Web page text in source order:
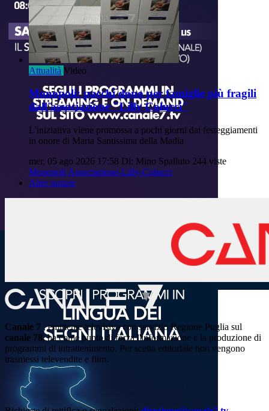
Attualità Video
Monopoli: pacchi dono per famiglie più fragili
dall'associazione "Lilly Colucci"
L'iniziativa viene promossa a pochi giorni dai festeggiamenti
in onore di Maria Santissima della Madia
mer, 05 ago 2026 17:58 Di: Mino Spalluto 244 viste
Monopoli Associazione-Lilly-Colucci
Altre notizie
Canale 7 , emittente televisiva con servizio Regione Puglia sul
canale 78, ha come punto di forza l'informazione e la produzione di
programmi di intrattenimento. Per scelta editoriale non vengono
trasmessi televendite e film.